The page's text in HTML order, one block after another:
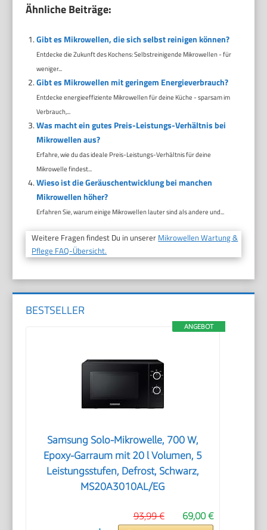
Ähnliche Beiträge:
Gibt es Mikrowellen, die sich selbst reinigen können?
Entdecke die Zukunft des Kochens: Selbstreinigende Mikrowellen - für
weniger...
Gibt es Mikrowellen mit geringem Energieverbrauch?
Entdecke energieeffiziente Mikrowellen für deine Küche - sparsam im
Verbrauch,...
Was macht ein gutes Preis-Leistungs-Verhältnis bei
Mikrowellen aus?
Erfahre, wie du das ideale Preis-Leistungs-Verhältnis für deine
Mikrowelle findest...
Wieso ist die Geräuschentwicklung bei manchen
Mikrowellen höher?
Erfahren Sie, warum einige Mikrowellen lauter sind als andere und...
Weitere Fragen findest Du in unserer Mikrowellen Wartung &
Pflege FAQ-Übersicht.
BESTSELLER
ANGEBOT
Samsung Solo-Mikrowelle, 700 W,
Epoxy-Garraum mit 20 l Volumen, 5
Leistungsstufen, Defrost, Schwarz,
MS20A3010AL/EG
69,00 €
93,99 €